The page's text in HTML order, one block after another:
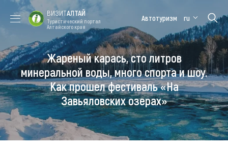
Форум VISIT
ALTAI
Цветение
маральника
Медицинский
форум
Алтайская
зимовка
Туры
Где побывать
Чем заняться
ВИЗИТАЛТАЙ
Туристический портал
Алтайского края
Автотуризм ru
Жареный карась, сто литров
минеральной воды, много спорта и шоу.
Как прошел фестиваль «На
Завьяловских озерах»